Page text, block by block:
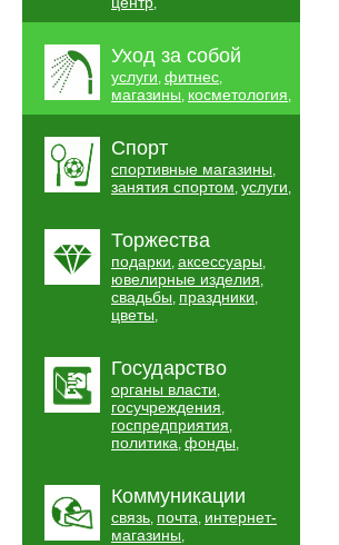
,
Уход за собой
услуги, фитнес,
магазины, косметология,
Спорт
спортивные магазины,
занятия спортом, услуги,
Торжества
подарки, аксессуары,
ювелирные изделия,
свадьбы, праздники,
цветы,
Государство
органы власти,
госучреждения,
госпредприятия,
политика, фонды,
Коммуникации
связь, почта, интернет-
магазины,